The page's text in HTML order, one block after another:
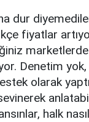
dur
fiyatlar
Denetim yok,
olarak
halk